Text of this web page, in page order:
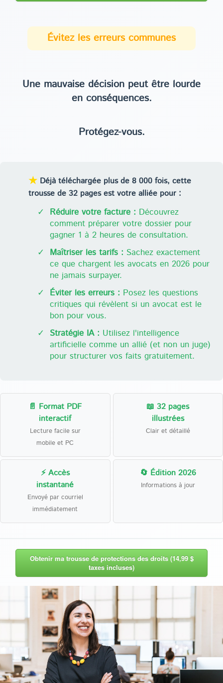
Évitez les erreurs communes
Une mauvaise décision peut être lourde
en conséquences.
Protégez-vous.
★ Déjà téléchargée plus de 8 000 fois, cette
trousse de 32 pages est votre alliée pour :
✓ Réduire votre facture : Découvrez
comment préparer votre dossier pour
gagner 1 à 2 heures de consultation.
✓ Maîtriser les tarifs : Sachez exactement
ce que chargent les avocats en 2026 pour
ne jamais surpayer.
✓ Éviter les erreurs : Posez les questions
critiques qui révèlent si un avocat est le
bon pour vous.
✓ Stratégie IA : Utilisez l'intelligence
artificielle comme un allié (et non un juge)
pour structurer vos faits gratuitement.
📄 Format PDF
interactif
Lecture facile sur
mobile et PC
📖 32 pages
illustrées
Clair et détaillé
⚡ Accès
instantané
Envoyé par courriel
immédiatement
🔄 Édition 2026
Informations à jour
Obtenir ma trousse de protections des droits (14,99 $
taxes incluses)